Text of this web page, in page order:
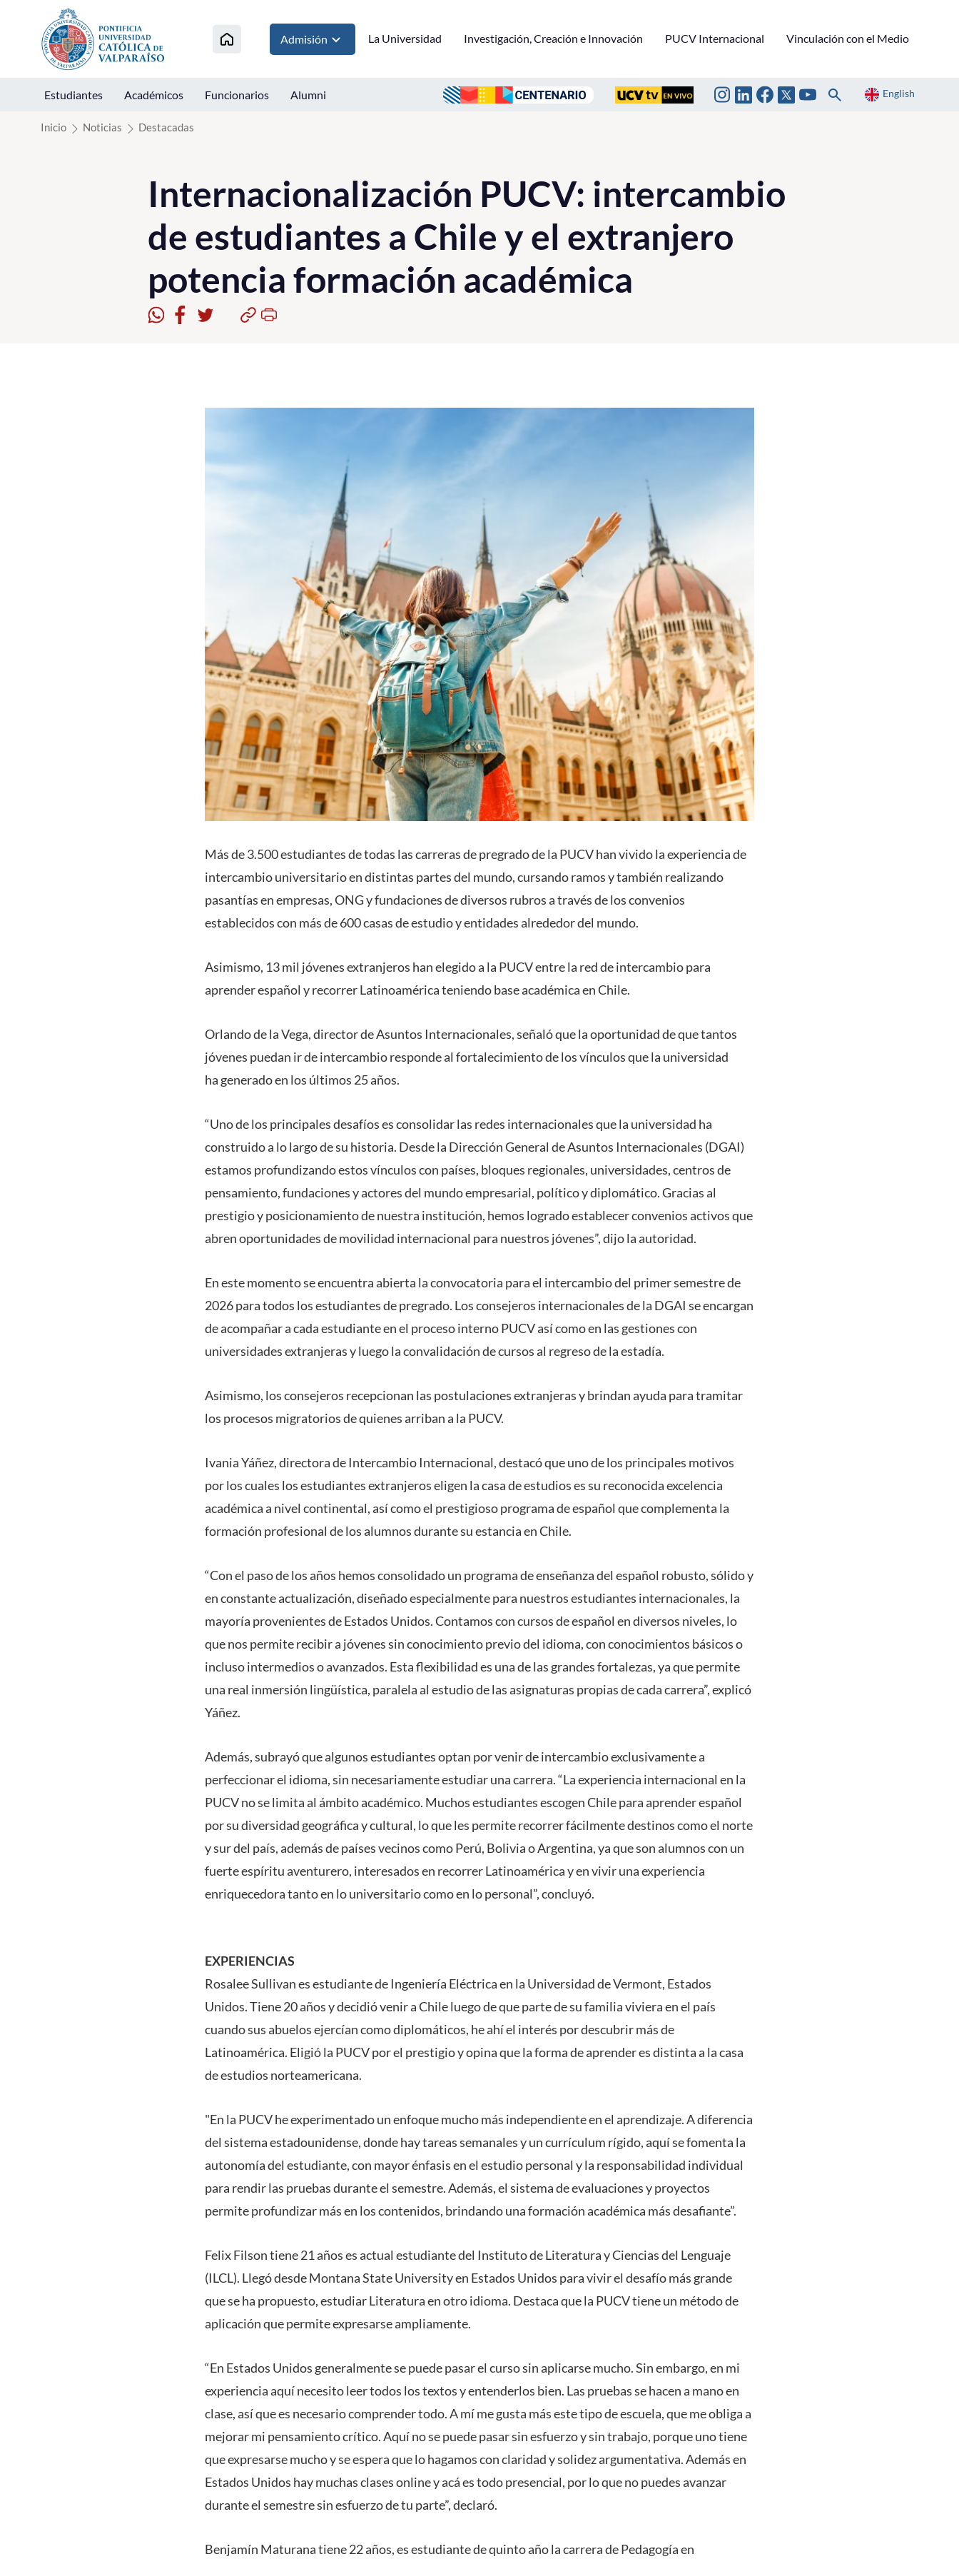
Click acá para ir directamente al contenido
Admisión La Universidad Investigación, Creación e Innovación PUCV Internacional Vinculación con el Medio
Estudiantes Académicos Funcionarios Alumni English
Inicio Noticias Destacadas
Internacionalización PUCV: intercambio
de estudiantes a Chile y el extranjero
potencia formación académica
Más de 3.500 estudiantes de todas las carreras de pregrado de la PUCV han vivido la experiencia de
intercambio universitario en distintas partes del mundo, cursando ramos y también realizando
pasantías en empresas, ONG y fundaciones de diversos rubros a través de los convenios
establecidos con más de 600 casas de estudio y entidades alrededor del mundo.
Asimismo, 13 mil jóvenes extranjeros han elegido a la PUCV entre la red de intercambio para
aprender español y recorrer Latinoamérica teniendo base académica en Chile.
Orlando de la Vega, director de Asuntos Internacionales, señaló que la oportunidad de que tantos
jóvenes puedan ir de intercambio responde al fortalecimiento de los vínculos que la universidad
ha generado en los últimos 25 años.
“Uno de los principales desafíos es consolidar las redes internacionales que la universidad ha
construido a lo largo de su historia. Desde la Dirección General de Asuntos Internacionales (DGAI)
estamos profundizando estos vínculos con países, bloques regionales, universidades, centros de
pensamiento, fundaciones y actores del mundo empresarial, político y diplomático. Gracias al
prestigio y posicionamiento de nuestra institución, hemos logrado establecer convenios activos que
abren oportunidades de movilidad internacional para nuestros jóvenes”, dijo la autoridad.
En este momento se encuentra abierta la convocatoria para el intercambio del primer semestre de
2026 para todos los estudiantes de pregrado. Los consejeros internacionales de la DGAI se encargan
de acompañar a cada estudiante en el proceso interno PUCV así como en las gestiones con
universidades extranjeras y luego la convalidación de cursos al regreso de la estadía.
Asimismo, los consejeros recepcionan las postulaciones extranjeras y brindan ayuda para tramitar
los procesos migratorios de quienes arriban a la PUCV.
Ivania Yáñez, directora de Intercambio Internacional, destacó que uno de los principales motivos
por los cuales los estudiantes extranjeros eligen la casa de estudios es su reconocida excelencia
académica a nivel continental, así como el prestigioso programa de español que complementa la
formación profesional de los alumnos durante su estancia en Chile.
“Con el paso de los años hemos consolidado un programa de enseñanza del español robusto, sólido y
en constante actualización, diseñado especialmente para nuestros estudiantes internacionales, la
mayoría provenientes de Estados Unidos. Contamos con cursos de español en diversos niveles, lo
que nos permite recibir a jóvenes sin conocimiento previo del idioma, con conocimientos básicos o
incluso intermedios o avanzados. Esta flexibilidad es una de las grandes fortalezas, ya que permite
una real inmersión lingüística, paralela al estudio de las asignaturas propias de cada carrera”, explicó
Yáñez.
Además, subrayó que algunos estudiantes optan por venir de intercambio exclusivamente a
perfeccionar el idioma, sin necesariamente estudiar una carrera. “La experiencia internacional en la
PUCV no se limita al ámbito académico. Muchos estudiantes escogen Chile para aprender español
por su diversidad geográfica y cultural, lo que les permite recorrer fácilmente destinos como el norte
y sur del país, además de países vecinos como Perú, Bolivia o Argentina, ya que son alumnos con un
fuerte espíritu aventurero, interesados en recorrer Latinoamérica y en vivir una experiencia
enriquecedora tanto en lo universitario como en lo personal”, concluyó.
EXPERIENCIAS
Rosalee Sullivan es estudiante de Ingeniería Eléctrica en la Universidad de Vermont, Estados
Unidos. Tiene 20 años y decidió venir a Chile luego de que parte de su familia viviera en el país
cuando sus abuelos ejercían como diplomáticos, he ahí el interés por descubrir más de
Latinoamérica. Eligió la PUCV por el prestigio y opina que la forma de aprender es distinta a la casa
de estudios norteamericana.
"En la PUCV he experimentado un enfoque mucho más independiente en el aprendizaje. A diferencia
del sistema estadounidense, donde hay tareas semanales y un currículum rígido, aquí se fomenta la
autonomía del estudiante, con mayor énfasis en el estudio personal y la responsabilidad individual
para rendir las pruebas durante el semestre. Además, el sistema de evaluaciones y proyectos
permite profundizar más en los contenidos, brindando una formación académica más desafiante”.
Felix Filson tiene 21 años es actual estudiante del Instituto de Literatura y Ciencias del Lenguaje
(ILCL). Llegó desde Montana State University en Estados Unidos para vivir el desafío más grande
que se ha propuesto, estudiar Literatura en otro idioma. Destaca que la PUCV tiene un método de
aplicación que permite expresarse ampliamente.
“En Estados Unidos generalmente se puede pasar el curso sin aplicarse mucho. Sin embargo, en mi
experiencia aquí necesito leer todos los textos y entenderlos bien. Las pruebas se hacen a mano en
clase, así que es necesario comprender todo. A mí me gusta más este tipo de escuela, que me obliga a
mejorar mi pensamiento crítico. Aquí no se puede pasar sin esfuerzo y sin trabajo, porque uno tiene
que expresarse mucho y se espera que lo hagamos con claridad y solidez argumentativa. Además en
Estados Unidos hay muchas clases online y acá es todo presencial, por lo que no puedes avanzar
durante el semestre sin esfuerzo de tu parte”, declaró.
Benjamín Maturana tiene 22 años, es estudiante de quinto año la carrera de Pedagogía en